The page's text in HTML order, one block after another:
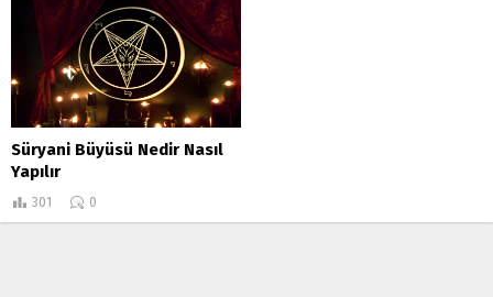
Süryani Büyüsü Nedir Nasıl
Yapılır
301 0